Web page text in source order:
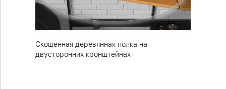
Скошенная деревянная полка на
двусторонних кронштейнах